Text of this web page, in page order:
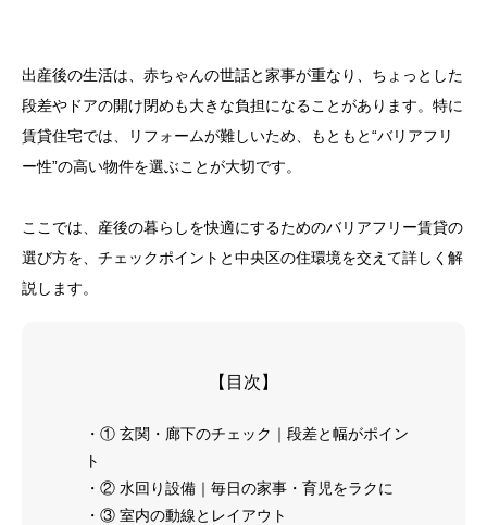
出産後の生活は、赤ちゃんの世話と家事が重なり、ちょっとした
段差やドアの開け閉めも大きな負担になることがあります。特に
賃貸住宅では、リフォームが難しいため、もともと“バリアフリ
ー性”の高い物件を選ぶことが大切です。
ここでは、産後の暮らしを快適にするためのバリアフリー賃貸の
選び方を、チェックポイントと中央区の住環境を交えて詳しく解
説します。
【目次】
・① 玄関・廊下のチェック｜段差と幅がポイン
ト
・② 水回り設備｜毎日の家事・育児をラクに
・③ 室内の動線とレイアウト